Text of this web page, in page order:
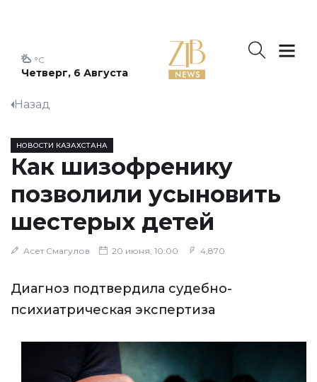
Четверг, 6 Августа
°C
Назад
НОВОСТИ КАЗАХСТАНА
Как шизофренику
позволили усыновить
шестерых детей
Асет Смагулов 20 июня, 10:00 4,870
Диагноз подтвердила судебно-
психиатрическая экспертиза